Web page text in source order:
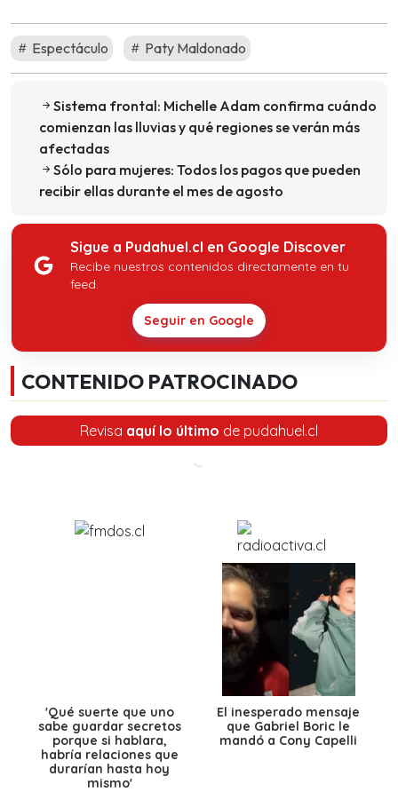
Espectáculo Paty Maldonado
Sistema frontal: Michelle Adam confirma cuándo
comienzan las lluvias y qué regiones se verán más
afectadas
Sólo para mujeres: Todos los pagos que pueden
recibir ellas durante el mes de agosto
Sigue a Pudahuel.cl en Google Discover
Recibe nuestros contenidos directamente en tu
feed.
Seguir en Google
CONTENIDO PATROCINADO
Revisa aquí lo último de pudahuel.cl
'Qué suerte que uno
sabe guardar secretos
porque si hablara,
habría relaciones que
durarían hasta hoy
mismo'
El inesperado mensaje
que Gabriel Boric le
mandó a Cony Capelli